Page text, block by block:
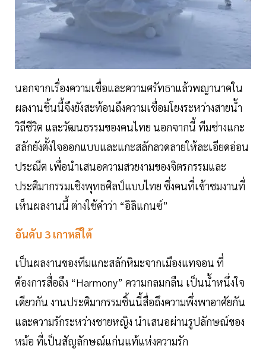
นอกจากเรื่องความเชื่อและความศรัทธาแล้วพญานาคใน
ผลงานชิ้นนี้จึงยังสะท้อนถึงความเชื่อมโยงระหว่างสายน้ำ
วิถีชีวิต และวัฒนธรรมของคนไทย นอกจากนี้ ทีมช่างแกะ
สลักยังตั้งใจออกแบบและแกะสลักลวดลายให้ละเอียดอ่อน
ประณีต เพื่อนำเสนอความสวยงามของจิตรกรรมและ
ประติมากรรมเชิงพุทธศิลป์แบบไทย ซึ่งคนที่เข้าชมงานที่
เห็นผลงานนี้ ต่างใช้คำว่า “อิลิแกนซ์”
อันดับ 3 เกาหลีใต้
เป็นผลงานของทีมแกะสลักหิมะจากเมืองแทจอน ที่
ต้องการสื่อถึง “Harmony” ความกลมกลืน เป็นน้ำหนึ่งใจ
เดียวกัน งานประติมากรรมชิ้นนี้สื่อถึงความพึ่งพาอาศัยกัน
และความรักระหว่างชายหญิง นำเสนอผ่านรูปลักษณ์ของ
หม้อ ที่เป็นสัญลักษณ์แก่นแท้แห่งความรัก